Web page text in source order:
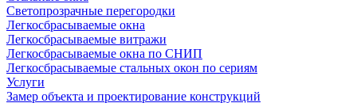
Светопрозрачные перегородки
Легкосбрасываемые окна
Легкосбрасываемые витражи
Легкосбрасываемые окна по СНИП
Легкосбрасываемые стальных окон по сериям
Услуги
Замер объекта и проектирование конструкций